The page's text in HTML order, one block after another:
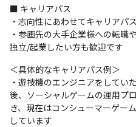
■ キャリアパス
・志向性にあわせてキャリアパ
・参画先の大手企業様への転職
独立/起業したい方も歓迎です
＜具体的なキャリアパス例＞
・遊技機のエンジニアをしてい
後、ソーシャルゲームの運用プ
き、現在はコンシューマーゲー
しています